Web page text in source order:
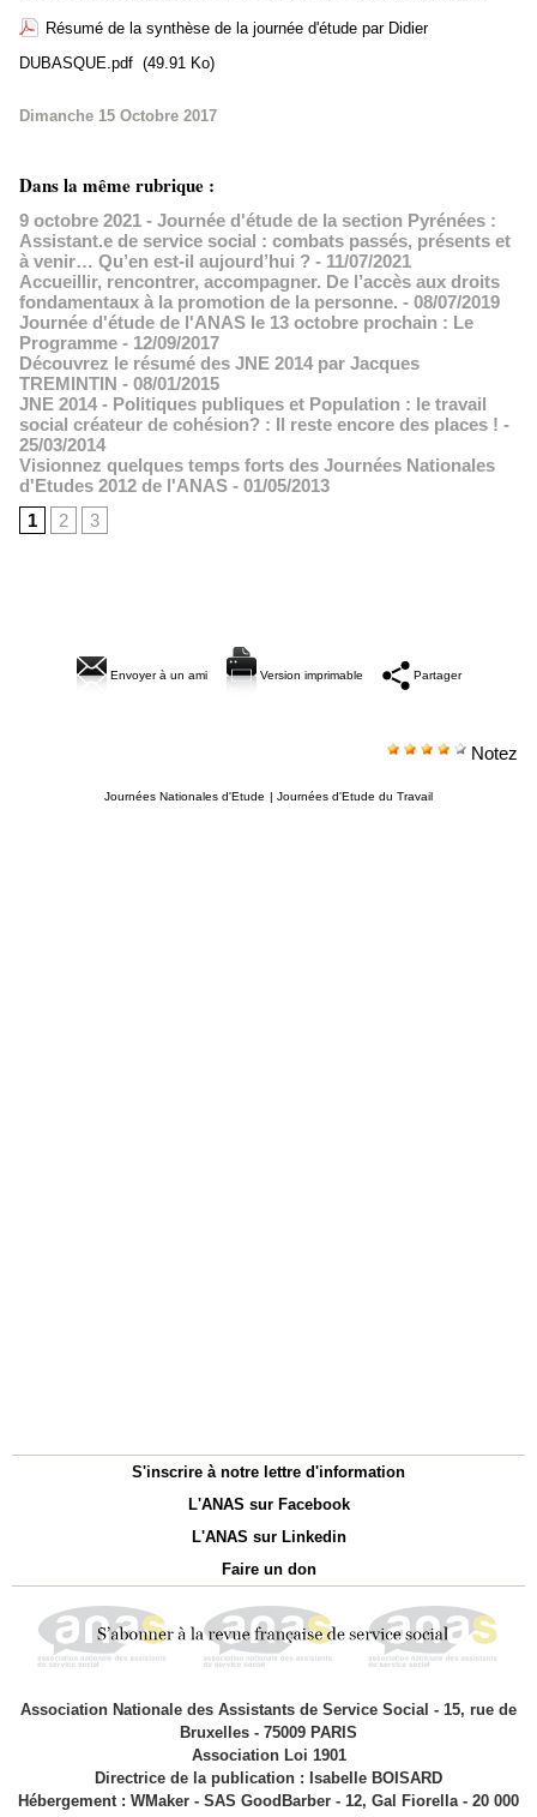
Résumé de la synthèse de la journée d'étude par Didier
DUBASQUE.pdf (49.91 Ko)
Dimanche 15 Octobre 2017
Dans la même rubrique :
9 octobre 2021 - Journée d'étude de la section Pyrénées :
Assistant.e de service social : combats passés, présents et
à venir… Qu’en est-il aujourd’hui ? - 11/07/2021
Accueillir, rencontrer, accompagner. De l’accès aux droits
fondamentaux à la promotion de la personne. - 08/07/2019
Journée d'étude de l'ANAS le 13 octobre prochain : Le
Programme - 12/09/2017
Découvrez le résumé des JNE 2014 par Jacques
TREMINTIN - 08/01/2015
JNE 2014 - Politiques publiques et Population : le travail
social créateur de cohésion? : Il reste encore des places ! -
25/03/2014
Visionnez quelques temps forts des Journées Nationales
d'Etudes 2012 de l'ANAS - 01/05/2013
1
2 3
Envoyer à un ami Version imprimable Partager
Notez
Journées Nationales d'Etude Journées d'Etude du Travail
S'inscrire à notre lettre d'information
L'ANAS sur Facebook
L'ANAS sur Linkedin
Faire un don
Association Nationale des Assistants de Service Social - 15, rue de
Bruxelles - 75009 PARIS
Association Loi 1901
Directrice de la publication : Isabelle BOISARD
Hébergement : WMaker - SAS GoodBarber - 12, Gal Fiorella - 20 000